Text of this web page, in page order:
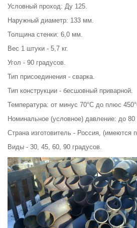
Условный проход: Ду 125.
Наружный диаметр: 133 мм.
Толщина стенки: 6,0 мм.
Вес 1 штуки - 5,7 кг.
Угол - 90 градусов.
Тип присоединения - сварка.
Тип конструкции - бесшовный приварной.
Температура: от минус 70°С до плюс
Номинальное (условное) давление: до
Страна изготовитель - Россия, (имеются
Виды - 30, 45, 60, 90 градусов.